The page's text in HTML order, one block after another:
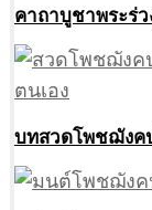
คาถาบูชาพระร่ว
บทสวดโพชฌังค